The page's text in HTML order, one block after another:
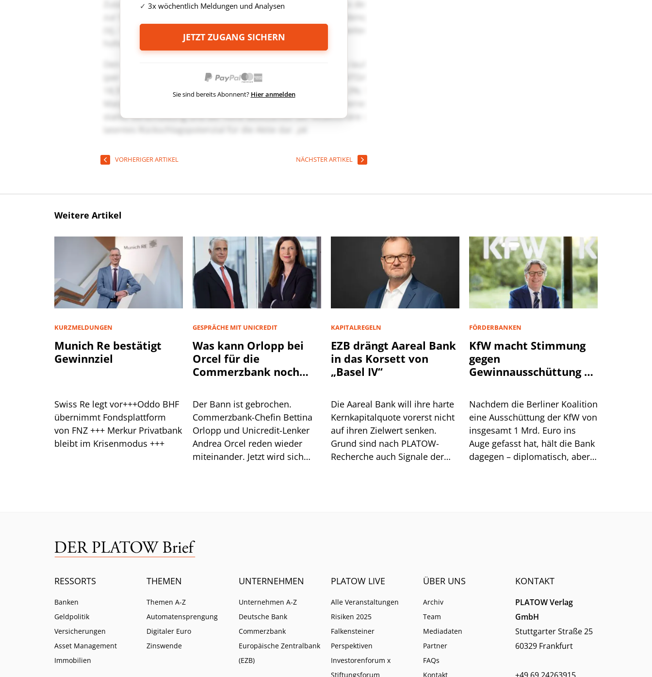
3x wöchentlich Meldungen und Analysen
JETZT ZUGANG SICHERN
Sie sind bereits Abonnent? Hier anmelden
VORHERIGER ARTIKEL NÄCHSTER ARTIKEL
Weitere Artikel
KURZMELDUNGEN
Munich Re bestätigt
Gewinnziel
Swiss Re legt vor+++Oddo BHF
übernimmt Fondsplattform
von FNZ +++ Merkur Privatbank
bleibt im Krisenmodus +++
GESPRÄCHE MIT UNICREDIT
Was kann Orlopp bei
Orcel für die
Commerzbank noch
Der Bann ist gebrochen.
Commerzbank-Chefin Bettina
Orlopp und Unicredit-Lenker
Andrea Orcel reden wieder
miteinander. Jetzt wird sich
KAPITALREGELN
EZB drängt Aareal Bank
in das Korsett von
„Basel IV“
Die Aareal Bank will ihre harte
Kernkapitalquote vorerst nicht
auf ihren Zielwert senken.
Grund sind nach PLATOW-
Recherche auch Signale der
FÖRDERBANKEN
KfW macht Stimmung
gegen
Gewinnausschüttung an
Nachdem die Berliner Koalition
eine Ausschüttung der KfW von
insgesamt 1 Mrd. Euro ins
Auge gefasst hat, hält die Bank
dagegen – diplomatisch, aber
RESSORTS
Banken
Geldpolitik
Versicherungen
Asset Management
Immobilien
THEMEN
Themen A-Z
Automatensprengung
Digitaler Euro
Zinswende
UNTERNEHMEN
Unternehmen A-Z
Deutsche Bank
Commerzbank
Europäische Zentralbank
(EZB)
PLATOW LIVE
Alle Veranstaltungen
Risiken 2025
Falkensteiner
Perspektiven
Investorenforum x
Stiftungsforum
ÜBER UNS
Archiv
Team
Mediadaten
Partner
FAQs
Kontakt
KONTAKT
PLATOW Verlag
GmbH
Stuttgarter Straße 25
60329 Frankfurt
+49 69 24263915